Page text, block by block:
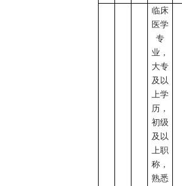
临床
医学
专
业，
大专
及以
上学
历，
初级
及以
上职
称，
熟悉